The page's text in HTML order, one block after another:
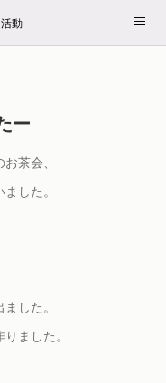
動
ー
茶会、
した。
した。
ました。